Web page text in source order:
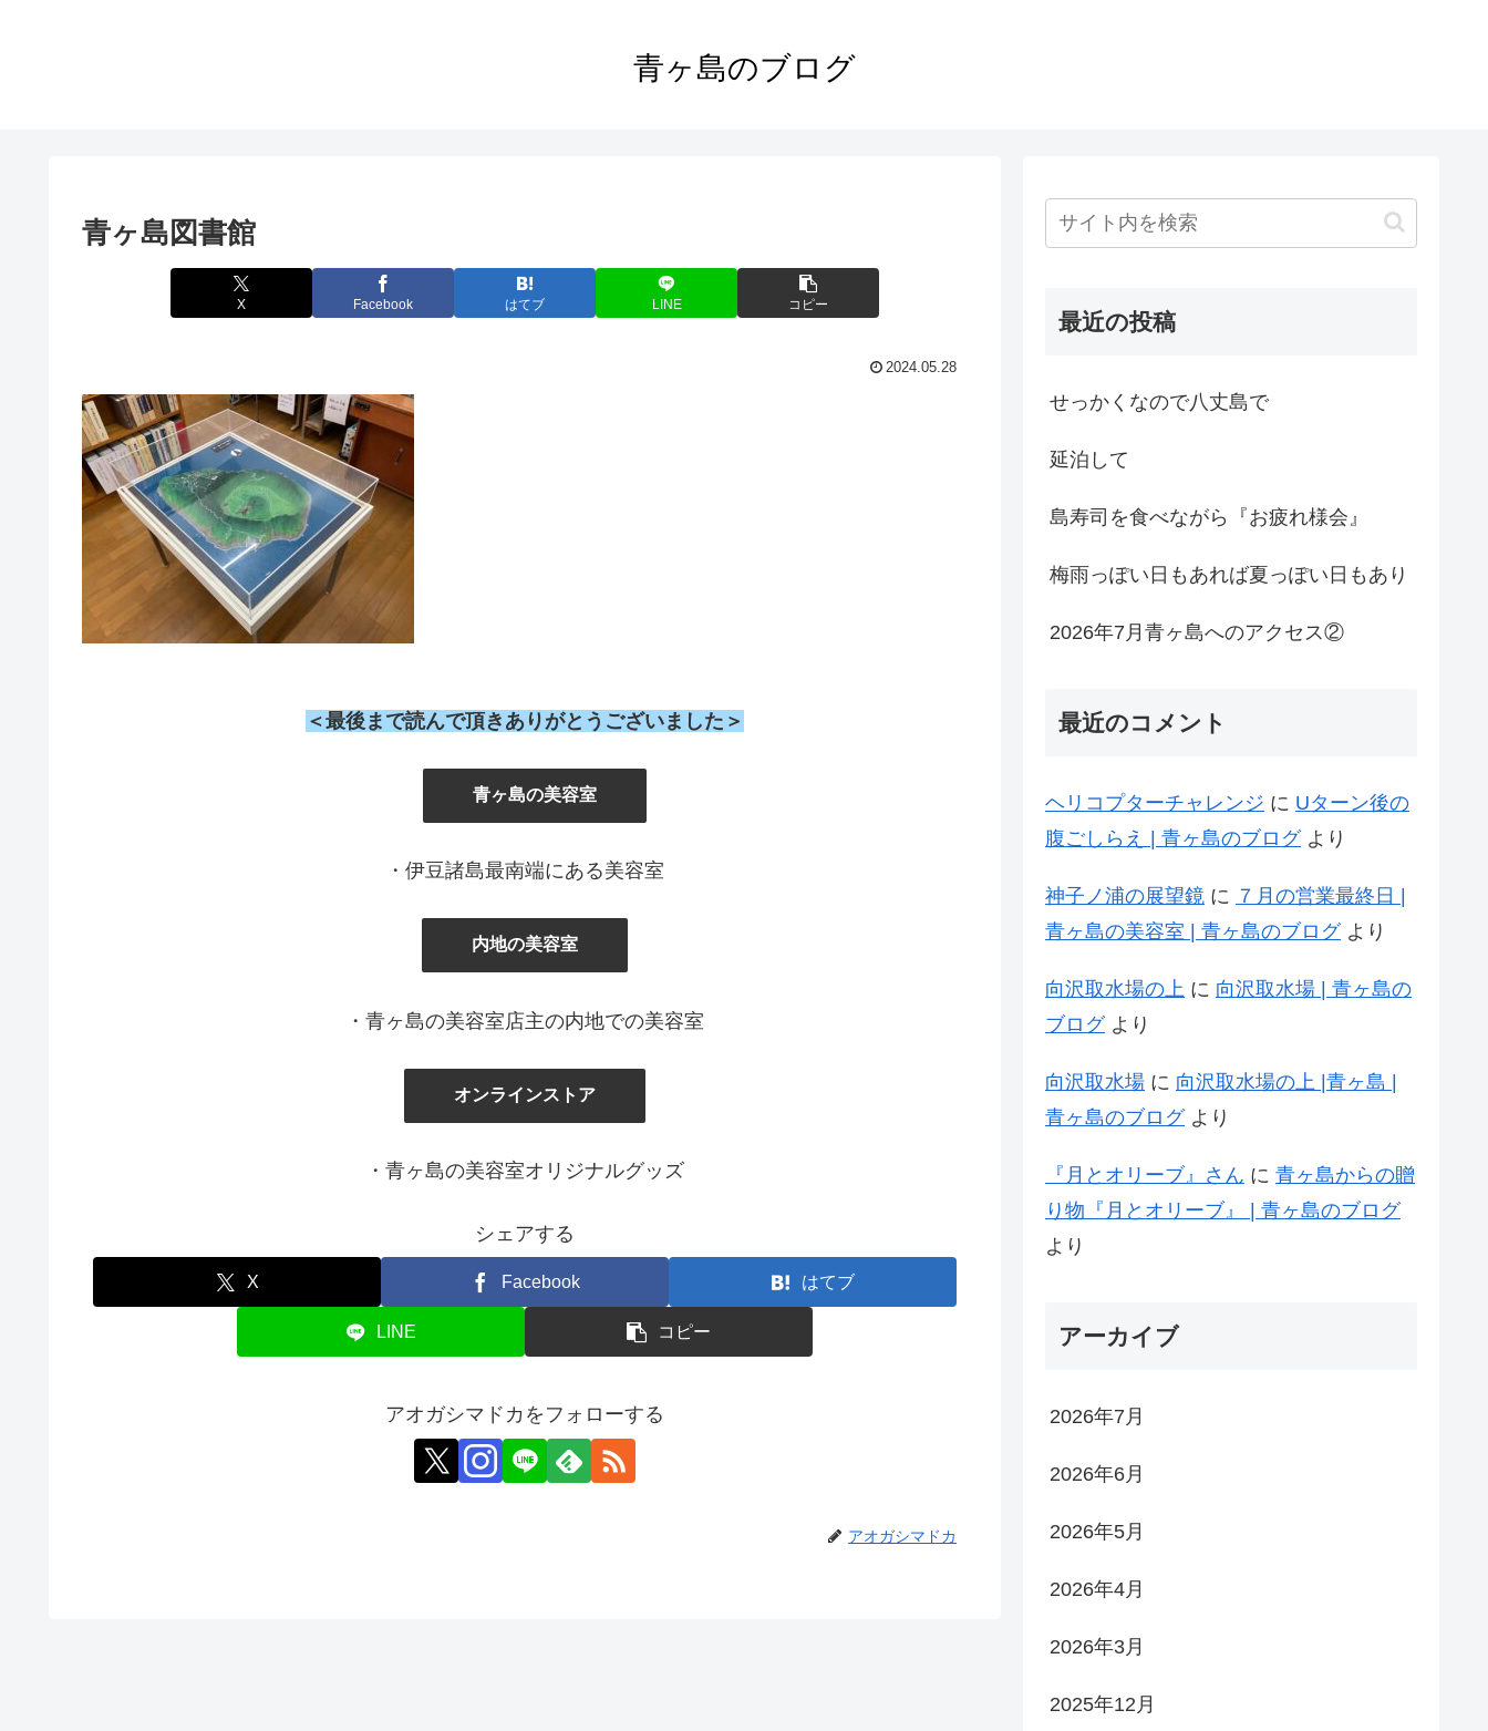
青ヶ島のブログ
青ヶ島図書館
X Facebook はてブ LINE コピー
2024.05.28
＜最後まで読んで頂きありがとうございました＞
青ヶ島の美容室
・伊豆諸島最南端にある美容室
内地の美容室
・青ヶ島の美容室店主の内地での美容室
オンラインストア
・青ヶ島の美容室オリジナルグッズ
シェアする
X Facebook はてブ
LINE コピー
アオガシマドカをフォローする
アオガシマドカ
最近の投稿
せっかくなので八丈島で
延泊して
島寿司を食べながら『お疲れ様会』
梅雨っぽい日もあれば夏っぽい日もあり
2026年7月青ヶ島へのアクセス②
最近のコメント
ヘリコプターチャレンジ に Uターン後の
腹ごしらえ | 青ヶ島のブログより
神子ノ浦の展望鏡 に ７月の営業最終日 |
青ヶ島の美容室 | 青ヶ島のブログより
向沢取水場の上 に 向沢取水場 | 青ヶ島の
ブログより
向沢取水場 に 向沢取水場の上 |青ヶ島 |
青ヶ島のブログより
『月とオリーブ』さん に 青ヶ島からの贈
り物『月とオリーブ』 | 青ヶ島のブログ
より
アーカイブ
2026年7月
2026年6月
2026年5月
2026年4月
2026年3月
2025年12月